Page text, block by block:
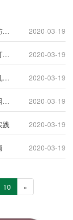
广州黄埔检察院、生态环境局：用惩治与预防筑牢环境犯罪防线 2020-03-19
广东环境司法保护：论环境纠纷适用仲裁的可行性 2020-03-19
广东环境司法保护：调解在环境多元化解决机制中的应用 2020-03-19
广东环境司法保护：环境民事私益诉讼面临困境及解决办法 2020-03-19
践 2020-03-19
2020-03-19
10 »